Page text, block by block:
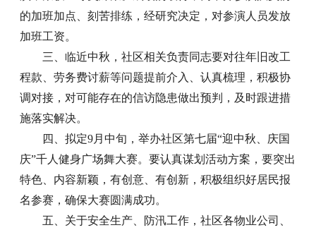
的加班加点、刻苦排练，经研究决定，对参演人员发放
加班工资。
三、临近中秋，社区相关负责同志要对往年旧改工
程款、劳务费讨薪等问题提前介入、认真梳理，积极协
调对接，对可能存在的信访隐患做出预判，及时跟进措
施落实解决。
四、拟定9月中旬，举办社区第七届“迎中秋、庆国
庆”千人健身广场舞大赛。要认真谋划活动方案，要突出
特色、内容新颖，有创意、有创新，积极组织好居民报
名参赛，确保大赛圆满成功。
五、关于安全生产、防汛工作，社区各物业公司、